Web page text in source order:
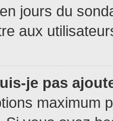
jours du
aux
je pas
maximum